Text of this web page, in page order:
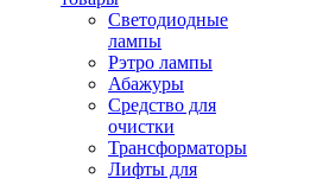
Светодиодные
лампы
Рэтро лампы
Абажуры
Средство для
очистки
Трансформаторы
Лифты для